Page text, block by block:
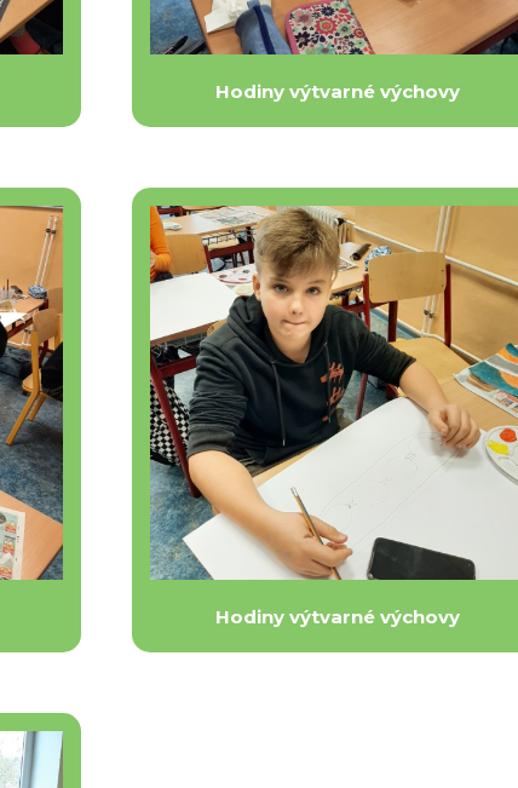
Hodiny výtvarné výchovy
Hodiny výtvarné výchovy